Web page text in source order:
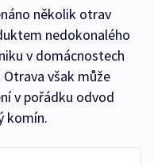
několik otrav
nedokonalého
v domácnostech
však může
v pořádku odvod
komín.